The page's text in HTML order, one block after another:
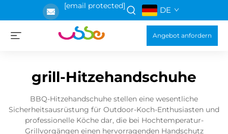
[email protected] DE
Angebot anfordern
grill-Hitzehandschuhe
BBQ-Hitzehandschuhe stellen eine wesentliche
Sicherheitsausrüstung für Outdoor-Koch-Enthusiasten und
professionelle Köche dar, die bei Hochtemperatur-
Grillvorgängen einen hervorragenden Handschutz